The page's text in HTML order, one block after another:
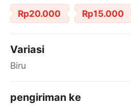
Rp20.000 Rp15.000
Variasi
Biru
pengiriman ke